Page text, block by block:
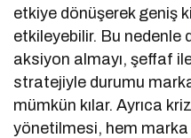
etkiye dönüşerek geniş
etkileyebilir. Bu nedenle
aksiyon almayı, şeffaf
stratejiyle durumu
mümkün kılar. Ayrıca
yönetilmesi, hem